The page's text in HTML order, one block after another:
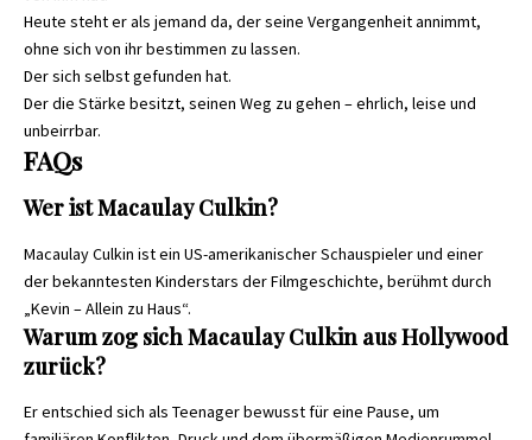
Heute steht er als jemand da, der seine Vergangenheit annimmt,
ohne sich von ihr bestimmen zu lassen.
Der sich selbst gefunden hat.
Der die Stärke besitzt, seinen Weg zu gehen – ehrlich, leise und
unbeirrbar.
FAQs
Wer ist Macaulay Culkin?
Macaulay Culkin ist ein US-amerikanischer Schauspieler und einer
der bekanntesten Kinderstars der Filmgeschichte, berühmt durch
„Kevin – Allein zu Haus“.
Warum zog sich Macaulay Culkin aus Hollywood
zurück?
Er entschied sich als Teenager bewusst für eine Pause, um